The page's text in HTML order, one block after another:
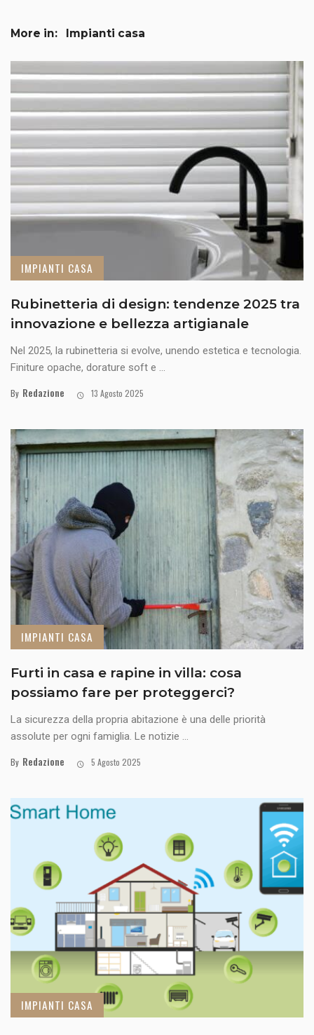
More in: Impianti casa
IMPIANTI CASA
Rubinetteria di design: tendenze 2025 tra
innovazione e bellezza artigianale
Nel 2025, la rubinetteria si evolve, unendo estetica e tecnologia.
Finiture opache, dorature soft e ...
By Redazione 13 Agosto 2025
IMPIANTI CASA
Furti in casa e rapine in villa: cosa
possiamo fare per proteggerci?
La sicurezza della propria abitazione è una delle priorità
assolute per ogni famiglia. Le notizie ...
By Redazione 5 Agosto 2025
IMPIANTI CASA